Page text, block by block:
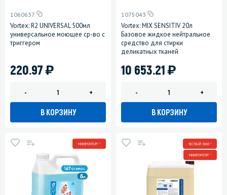
1060637
Vortex: R2 UNIVERSAL 500мл
универсальное моющее ср-во с
триггером
220.97)
- +
В КОРЗИНУ
1075043
Vortex: MIX SENSITIV 20л
Базовое жидкое нейтральное
средство для стирки
деликатных тканей
10 653.21)
- +
В КОРЗИНУ
МИНПРОМТОРГ * ЧЕСТНЫЙ ЗНАК *
МИНПРОМТОРГ *